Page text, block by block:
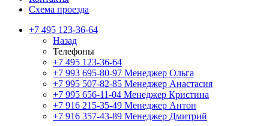
Схема проезда
+7 495 123-36-64
Назад
Телефоны
+7 495 123-36-64
+7 993 695-80-97 Менеджер Ольга
+7 995 507-82-85 Менеджер Анастасия
+7 995 656-11-04 Менеджер Кристина
+7 916 215-35-49 Менеджер Антон
+7 916 357-43-89 Менеджер Дмитрий